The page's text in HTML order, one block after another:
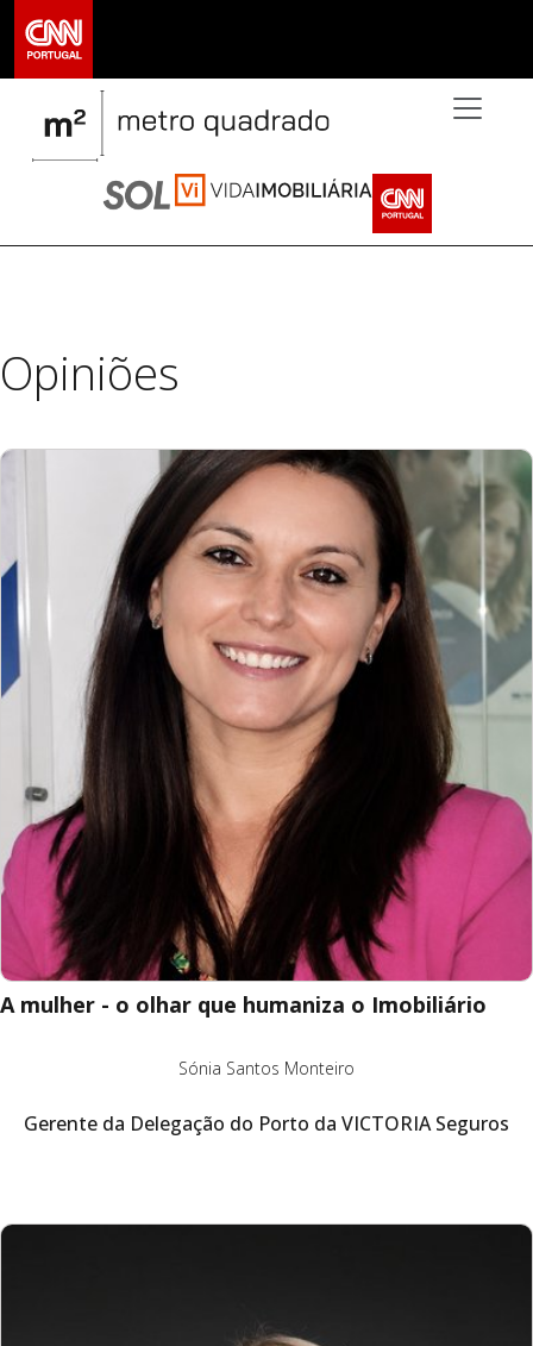
Opiniões
A mulher - o olhar que humaniza o Imobiliário
Sónia Santos Monteiro
Gerente da Delegação do Porto da VICTORIA Seguros